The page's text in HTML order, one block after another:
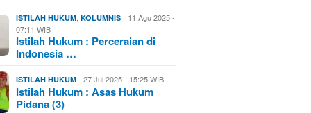
ISTILAH HUKUM ,KOLUMNIS
11 Agu 2025 -
07:11 WIB
Istilah Hukum : Perceraian di
Indonesia …
ISTILAH HUKUM 27 Jul 2025 - 15:25 WIB
Istilah Hukum : Asas Hukum
Pidana (3)